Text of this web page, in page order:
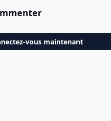
vous maintenant